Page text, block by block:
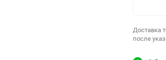
Доставка
после